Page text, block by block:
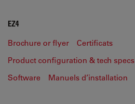
EZ4
Brochure or flyer
Certificats
Product configuration & tech specs
Software
Manuels d’installation